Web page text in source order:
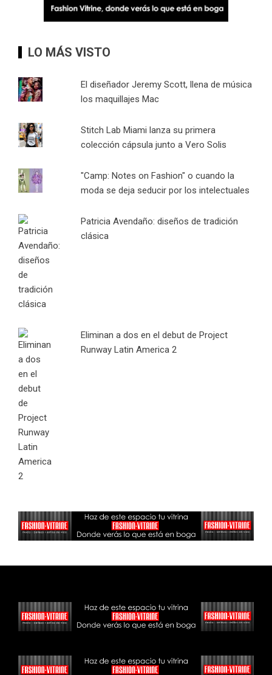
LO MÁS VISTO
El diseñador Jeremy Scott, llena de música
los maquillajes Mac
Stitch Lab Miami lanza su primera
colección cápsula junto a Vero Solis
"Camp: Notes on Fashion" o cuando la
moda se deja seducir por los intelectuales
Patricia Avendaño: diseños de tradición
clásica
Eliminan a dos en el debut de Project
Runway Latin America 2